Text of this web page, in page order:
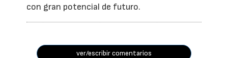
con gran potencial de futuro.
ver/escribir comentarios